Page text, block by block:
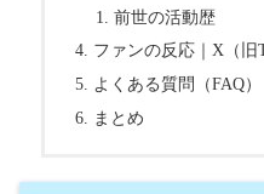
前世の活動歴
ファンの反応｜X（旧
よくある質問（FAQ）
まとめ